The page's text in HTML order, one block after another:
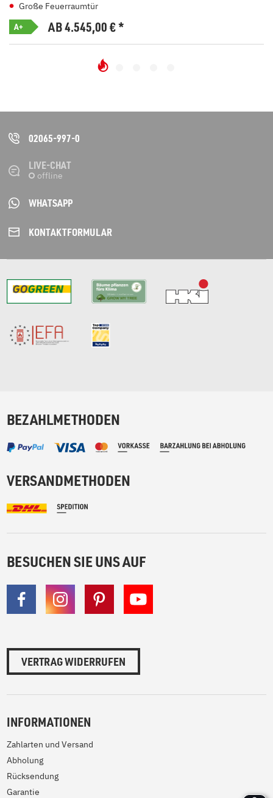
Große Feuerraumtür
A+ AB 4.545,00€*
02065-997-0
LIVE-CHAT
WHATSAPP
KONTAKT­FORMULAR
BEZAHLMETHODEN
VERSANDMETHODEN
BESUCHEN SIE UNS AUF
VERTRAG WIDERRUFEN
INFORMATIONEN
Zahlarten und Versand
Abholung
Rücksendung
Garantie